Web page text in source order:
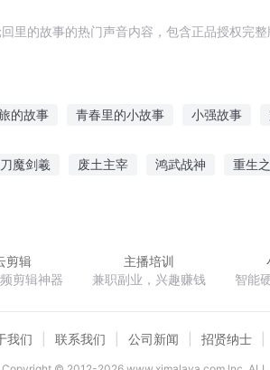
里的故事的热门声音内容，包含正品授权完
的故事 青春里的小故事 小强故事
刀魔剑羲 废土主宰 鸿武战神 重生
剪辑
剪辑神器
主播培训
兼职副业，兴趣赚钱
智能
我们 联系我们 公司新闻 招贤纳士